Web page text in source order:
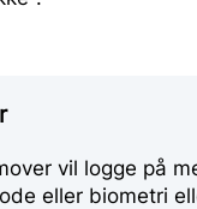
vil logge på
eller biometri